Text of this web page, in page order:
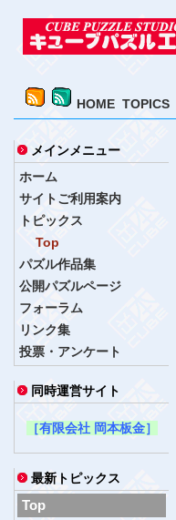
HOME TOPICS
メインメニュー
ホーム
サイトご利用案内
トピックス
Top
パズル作品集
公開パズルページ
フォーラム
リンク集
投票・アンケート
同時運営サイト
［有限会社 岡本板金］
最新トピックス
Top